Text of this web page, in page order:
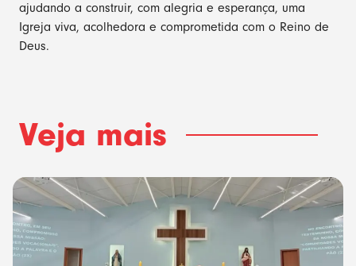
ajudando a construir, com alegria e esperança, uma
Igreja viva, acolhedora e comprometida com o Reino de
Deus.
Veja mais